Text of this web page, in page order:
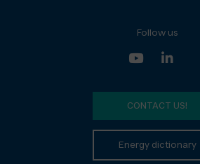
Follow us
CONTACT US!
Energy dictionary